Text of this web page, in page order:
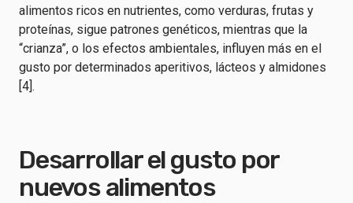
alimentos ricos en nutrientes, como verduras, frutas y
proteínas, sigue patrones genéticos, mientras que la
“crianza”, o los efectos ambientales, influyen más en el
gusto por determinados aperitivos, lácteos y almidones
[4].
Desarrollar el gusto por
nuevos alimentos